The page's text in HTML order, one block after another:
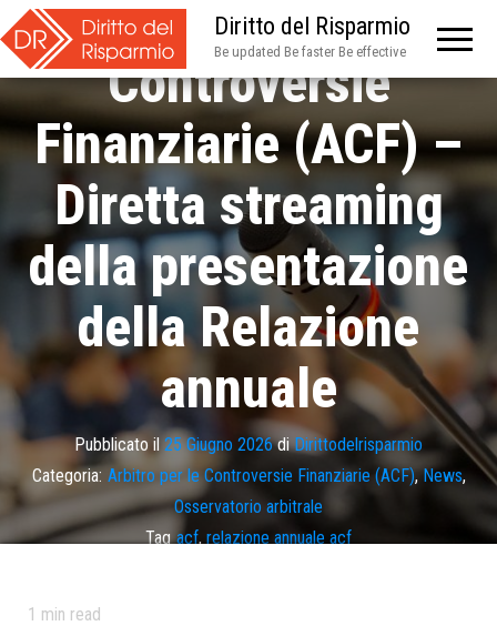
Diritto del Risparmio
Be updated Be faster Be effective
Arbitro per le
Controversie
Finanziarie (ACF) –
Diretta streaming
della presentazione
della Relazione
annuale
Pubblicato il 25 Giugno 2026diDirittodelrisparmio
Categoria: Arbitro per le Controversie Finanziarie (ACF),News,
Osservatorio arbitrale
Tag acf, relazione annuale acf
1 min read